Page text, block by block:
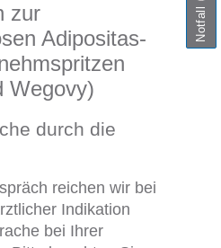
Notfall
zur
Adipositas-
Wegovy)
durch die
reichen wir bei
Indikation
bei Ihrer